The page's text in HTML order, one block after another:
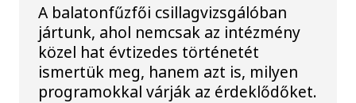
A balatonfűzfői csillagvizsgálóban
jártunk, ahol nemcsak az intézmény
közel hat évtizedes történetét
ismertük meg, hanem azt is, milyen
programokkal várják az érdeklődőket.